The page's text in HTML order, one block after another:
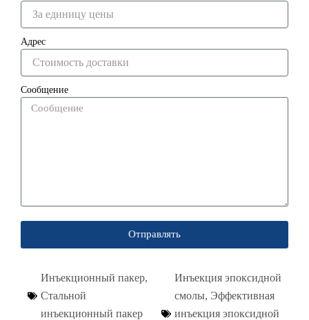
Адрес
Сообщение
Отправлять
Инъекционный пакер,
Стальной
инъекционный пакер
Инъекция эпоксидной
смолы, Эффективная
инъекция эпоксидной